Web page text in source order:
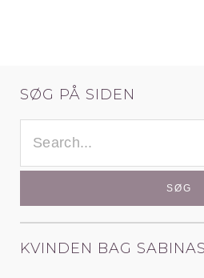
SØG PÅ SIDEN
EFTER:
KVINDEN BAG